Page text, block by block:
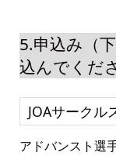
5.申込み（
込んでくだ
JOAサークル
アドバンスト選